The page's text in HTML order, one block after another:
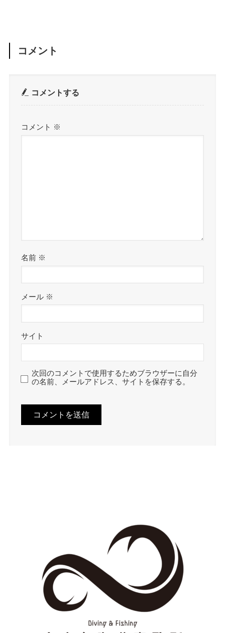
コメント
コメントする
コメント ※
名前 ※
メール ※
サイト
次回のコメントで使用するためブラウザーに自分
の名前、メールアドレス、サイトを保存する。